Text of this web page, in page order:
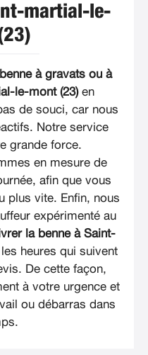
martial-le-
benne à gravats ou à
le-mont (23)en
de souci, car nous
Notre service
grande force.
en mesure de
afin que vous
plus vite. Enfin, nous
expérimenté au
la benne à Saint-
heures qui suivent
De cette façon,
à votre urgence et
ou débarras dans